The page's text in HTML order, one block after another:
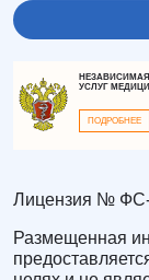
УСЛУГ
ПОДРОБНЕЕ
Лицензия № ФС-
Размещенная